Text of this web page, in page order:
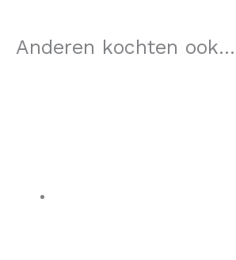
Anderen kochten ook...